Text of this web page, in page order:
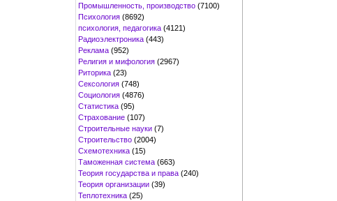
Промышленность, производство (7100)
Психология (8692)
психология, педагогика (4121)
Радиоэлектроника (443)
Реклама (952)
Религия и мифология (2967)
Риторика (23)
Сексология (748)
Социология (4876)
Статистика (95)
Страхование (107)
Строительные науки (7)
Строительство (2004)
Схемотехника (15)
Таможенная система (663)
Теория государства и права (240)
Теория организации (39)
Теплотехника (25)